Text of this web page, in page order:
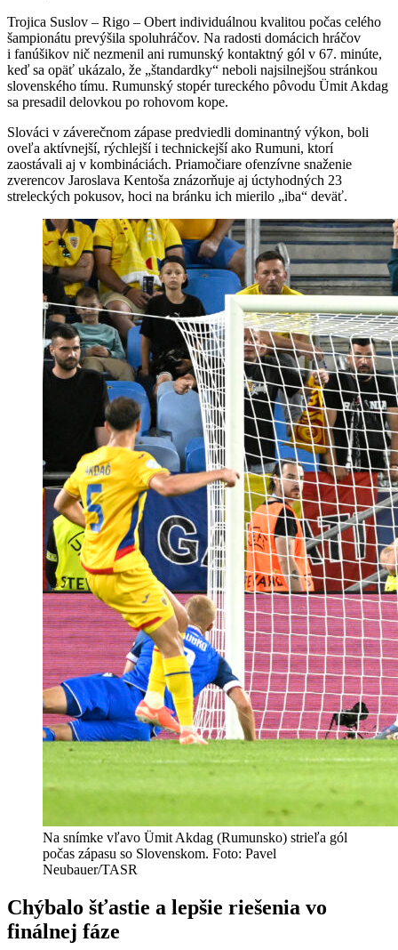
Trojica Suslov – Rigo – Obert individuálnou kvalitou počas celého
šampionátu prevýšila spoluhráčov. Na radosti domácich hráčov
i fanúšikov nič nezmenil ani rumunský kontaktný gól v 67. minúte,
keď sa opäť ukázalo, že „štandardky“ neboli najsilnejšou stránkou
slovenského tímu. Rumunský stopér tureckého pôvodu Ümit Akdag
sa presadil delovkou po rohovom kope.
Slováci v záverečnom zápase predviedli dominantný výkon, boli
oveľa aktívnejší, rýchlejší i technickejší ako Rumuni, ktorí
zaostávali aj v kombináciách. Priamočiare ofenzívne snaženie
zverencov Jaroslava Kentoša znázorňuje aj úctyhodných 23
streleckých pokusov, hoci na bránku ich mierilo „iba“ deväť.
Na snímke vľavo Ümit Akdag (Rumunsko) strieľa gól
počas zápasu so Slovenskom. Foto: Pavel
Neubauer/TASR
Chýbalo šťastie a lepšie riešenia vo
finálnej fáze